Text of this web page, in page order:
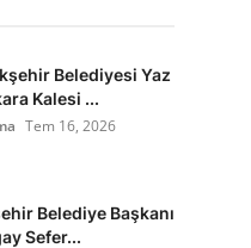
Belediyesi Yaz
Kalesi ...
Tem 16, 2026
Belediye Başkanı
Sefer...